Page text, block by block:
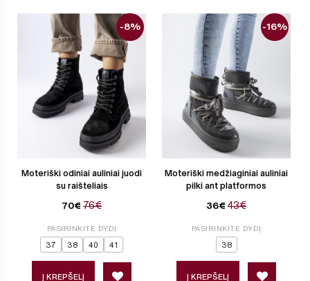
Moteriški odiniai auliniai juodi
su raišteliais
70€ 76€
-8%
PASIRINKITE DYDĮ
37 38 40 41
Į KREPŠELĮ
Moteriški medžiaginiai auliniai
pilki ant platformos
36€ 43€
-16%
PASIRINKITE DYDĮ
38
Į KREPŠELĮ